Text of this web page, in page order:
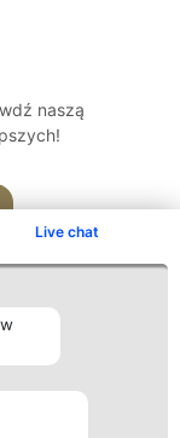
Live chat
naszą